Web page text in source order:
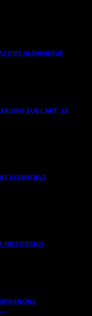
ALCHIMIQUE
SUR L’ART, LE
ESSENTIELS
HISTORIQUE